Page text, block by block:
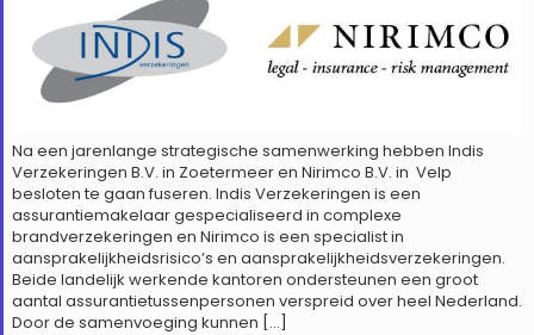
Na een jarenlange strategische samenwerking hebben Indis
Verzekeringen B.V. in Zoetermeer en Nirimco B.V. in Velp
besloten te gaan fuseren. Indis Verzekeringen is een
assurantiemakelaar gespecialiseerd in complexe
brandverzekeringen en Nirimco is een specialist in
aansprakelijkheidsrisico’s en aansprakelijkheidsverzekeringen.
Beide landelijk werkende kantoren ondersteunen een groot
aantal assurantietussenpersonen verspreid over heel Nederland.
Door de samenvoeging kunnen […]